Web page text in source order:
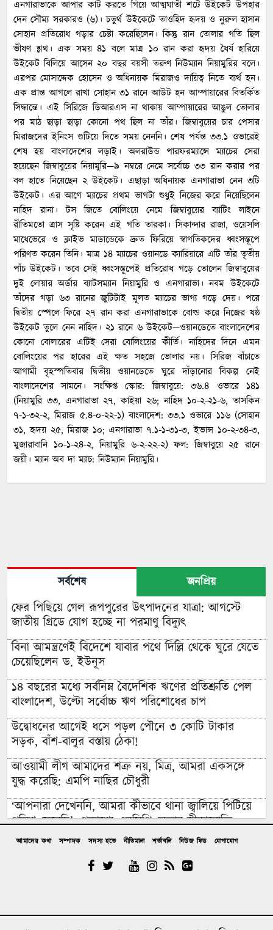
এনগারাভাকে আপার কাট করতে গিয়ে আত্মঘাতী শটে উইকেট উপহার
দেন সৌম্য সরকারও (৬)। চতুর্থ উইকেটে তাওহিদ হৃদয় ও নুরুল হাসান
সোহান প্রতিরোধ গড়ার চেষ্টা করেছিলেন। কিন্তু রান তোলার গতি ছিল
ভীষণ শ্লথ। এক সময় ৪১ বলে মাত্র ১০ রান করা হৃদয় ধৈর্য হারিয়ে
উইকেট বিলিয়ে আসেন ২০ বছর বয়সী তরুণ নিউম্যান নিয়ামুরির বলে।
এরপর মোসাদ্দেক হোসেন ও অধিনায়ক মিরাজও দায়িত্ব নিতে ব্যর্থ হন।
এক প্রান্ত আগলে রাখা সোহান ৩১ রানে আউট হন আম্পায়ারের বিতর্কিত
সিদ্ধান্তে। এই সিরিজে ডিআরএস না থাকায় আম্পায়ারের আঙুল তোলার
পর মাঠ ছাড়া ছাড়া কোনো পথ ছিল না তাঁর। জিম্বাবুয়ের চার পেসার
মিরাজদের ইনিংস গুটিয়ে দিতে সময় নেননি। শেষ পর্যন্ত ৩৩.১ ওভারেই
শেষ হয় বাংলাদেশের লড়াই। অলরাউন্ড পারফরম্যান্সে ম্যাচের সেরা
হয়েছেন জিম্বাবুয়ের নিয়ামুরি—৯ নম্বরে নেমে সর্বোচ্চ ৩৩ রান করার পর
বল হাতে নিয়েছেন ২ উইকেট। এছাড়া অধিনায়ক এনগারাভা নেন ৩টি
উইকেট। এর আগে ম্যাচের প্রথম ভাগটা শুধুই নিজের করে নিয়েছিলেন
নাহিদ রানা। টস জিতে বোলিংয়ে নেমে জিম্বাবুয়ের ব্যাটিং লাইনে
রীতিমতো ত্রাস সৃষ্টি করেন এই গতি তারকা। সিকান্দার রাজা, ওয়েসলি
মাধেভেরে ও ক্লাইভ মাডান্ডেকে দ্রুত ফিরিয়ে স্বাগতিকদের ধ্বংসস্তূপে
পরিণত করেন তিনি। মাত্র ১৪ ম্যাচের ওয়ানডে ক্যারিয়ারে এটি তাঁর তৃতীয়
পাঁচ উইকেট। তবে সেই ধ্বংসস্তূপেই প্রতিরোধ গড়ে তোলেন জিম্বাবুয়ের
দুই লোয়ার অর্ডার ব্যাটসম্যান নিয়ামুরি ও এনগারাভা। নবম উইকেটে
তাঁদের গড়া ৬৩ রানের জুটিটাই মূলত ম্যাচের ভাগ্য গড়ে দেয়। পরে
দ্বিতীয় স্পেলে ফিরে ২৭ রান করা এনগারাভাকে বোল্ড করে নিজের ষষ্ঠ
উইকেট তুলে নেন নাহিদ। ২১ রানে ৬ উইকেট—ওয়ানডেতে বাংলাদেশের
কোনো বোলারের এটিই সেরা বোলিংয়ের কীর্তি। নাহিদের দিনে এমন
বোলিংয়ের পর হারের এই ক্ষত সহজে ভোলার নয়। সিরিজ বাঁচাতে
আগামী বৃহস্পতিবার দ্বিতীয় ওয়ানডেতে ঘুরে দাঁড়ানোর বিকল্প নেই
বাংলাদেশের সামনে। সংক্ষিপ্ত স্কোর: জিম্বাবুয়ে: ৩৬.৪ ওভারে ১৪১
(নিয়ামুরি ৩৩, এনগারাভা ২৭, কাইয়া ২৬; নাহিদ ১০-২-২১-৬, তাসকিন
৭-১-৩২-২, মিরাজ ৫.৪-০-২২-১) বাংলাদেশ: ৩৩.১ ওভারে ১১৬ (সোহান
৩১, হৃদয় ২৫, মিরাজ ১০; এনগারাভা ৭.১-১-৩১-৩, ইভান্স ১০-২-৩৪-৩,
মুজারাবানি ১০-১-২৪-২, নিয়ামুরি ৬-২-২২-২) ফল: জিম্বাবুয়ে ২৫ রানে
জয়ী। ম্যান অব দা ম্যাচ: নিউম্যান নিয়ামুরি।
সর্বশেষ জনপ্রিয়
ফের পিছিয়ে গেল রূপপুরের উৎপাদনের যাত্রা: আগস্টে
জাতীয় গ্রিডে যোগ হচ্ছে না পরমাণু বিদ্যুৎ
বিনা আমন্ত্রণেই বিদেশে যাবার পথে দিল্লি থেকে ঘুরে যেতে
চেয়েছিলেন ড. ইউনূস
১৪ বছরের মধ্যে সর্বনিম্ন বৈদেশিক ঋণের প্রতিশ্রুতি পেল
বাংলাদেশ, উল্টো সর্বোচ্চ ঋণ পরিশোধের চাপ
উদ্বোধনের আগেই ধসে পড়ল পৌনে ৩ কোটি টাকার
সড়ক, বাঁশ-বালুর বস্তায় ঠেকা!
আওয়ামী লীগ আমাদের শত্রু নয়, মিত্র, আমরা একসঙ্গে
যুদ্ধ করেছি: এমপি নাছির চৌধুরী
‘আপনারা দেখেননি, আমরা কীভাবে থানা জ্বালিয়ে পিটিয়ে
পুলিশ মেরেছি’: প্রকাশ্যে এনসিপি নেতার স্বীকারোক্তি
রিয়ালের সঙ্গে আরও ছয় বছরের চুক্তি বাড়ালেন ভিনিসিউস
প্রকল্প ব্যয় ১৬৫ কোটি থেকে ঠেকলো ৩২৬ কোটিতে, ২০০
ইআবা নেতা ফয়জুল করিম: ‘জুলাইতে রাজপথে ছিলাম
আমরা, বিএনপি-জামায়াত ছিল না’
আমাদের কথা সম্পাদক সদস্য হতে নীতিমালা শর্তাবলি নিউজ ফিড যোগাযোগ